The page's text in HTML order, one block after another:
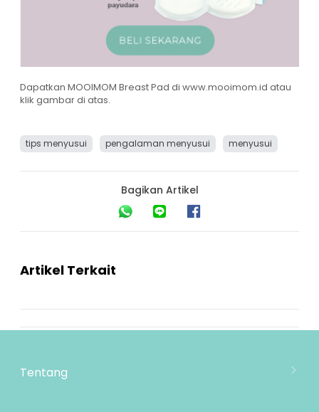
Dapatkan MOOIMOM Breast Pad di www.mooimom.id atau
klik gambar di atas.
tips menyusui pengalaman menyusui menyusui
Bagikan Artikel
Artikel Terkait
Tentang